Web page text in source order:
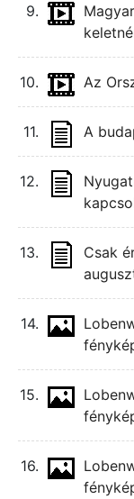
9.
10. Az
11. A
12.
13.
Csak
14.
15.
16.